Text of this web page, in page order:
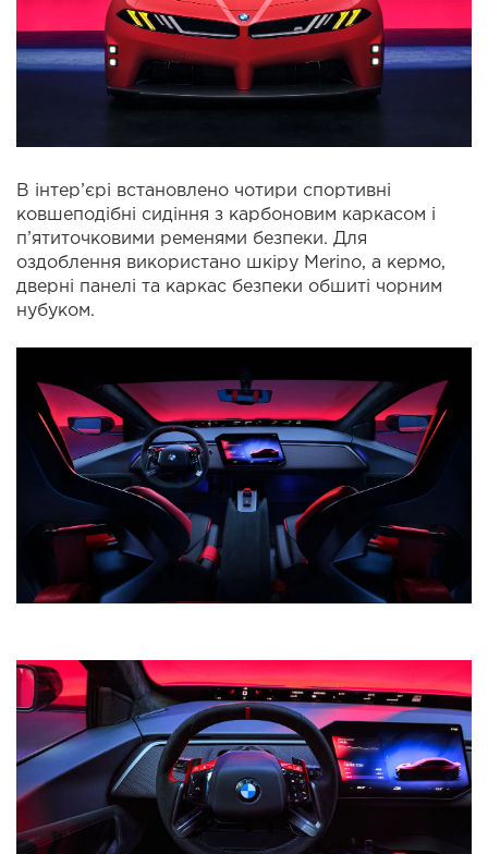
В інтер’єрі встановлено чотири спортивні
ковшеподібні сидіння з карбоновим каркасом і
п’ятиточковими ременями безпеки. Для
оздоблення використано шкіру Merino, а кермо,
дверні панелі та каркас безпеки обшиті чорним
нубуком.